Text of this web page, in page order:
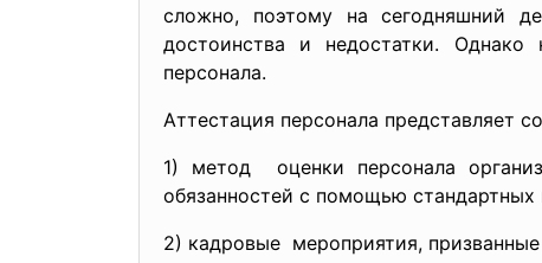
сложно, поэтому на сегодняшний
достоинства и недостатки. Однако
персонала.
Аттестация персонала представляет
1) метод оценки персонала
обязанностей с помощью стандартных
2) кадровые мероприятия,